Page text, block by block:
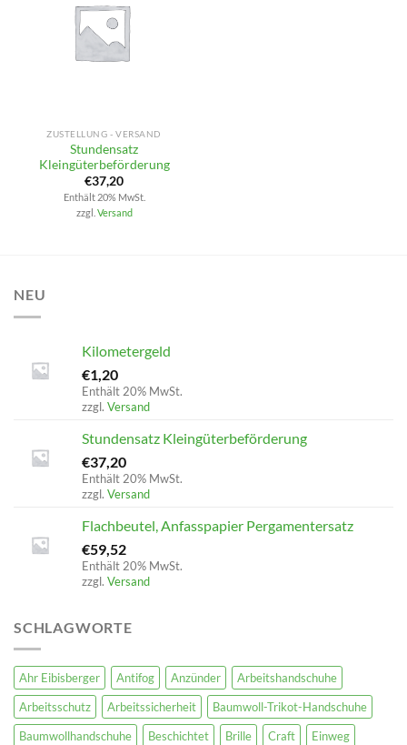
ZUSTELLUNG - VERSAND
Stundensatz
Kleingüterbeförderung
€37,20
Enthält 20% MwSt.
zzgl. Versand
NEU
Kilometergeld
€1,20
Enthält 20% MwSt.
zzgl. Versand
Stundensatz Kleingüterbeförderung
€37,20
Enthält 20% MwSt.
zzgl. Versand
Flachbeutel, Anfasspapier Pergamentersatz
€59,52
Enthält 20% MwSt.
zzgl. Versand
SCHLAGWORTE
Ahr Eibisberger Antifog Anzünder
Arbeitshandschuhe
Arbeitsschutz
Arbeitssicherheit
Baumwoll-Trikot-Handschuhe
Baumwollhandschuhe
Beschichtet Brille Craft
Einweg